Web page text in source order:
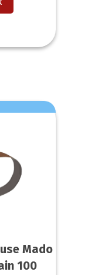
Mado
100